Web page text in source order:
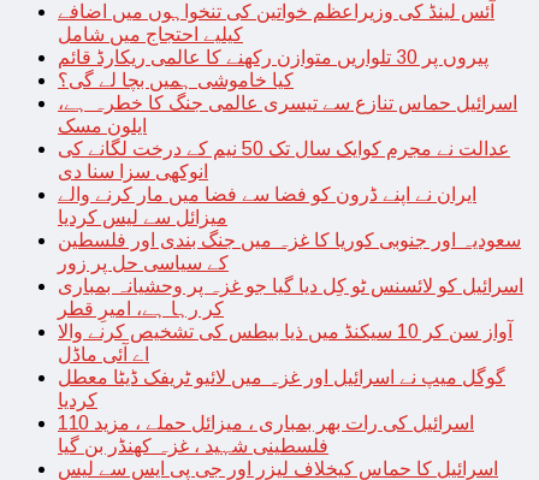
آئس لینڈ کی وزیراعظم خواتین کی تنخواہوں میں اضافے
کیلیے احتجاج میں شامل
پیروں پر 30 تلواریں متوازن رکھنے کا عالمی ریکارڈ قائم
کیا خاموشی ہمیں بچا لے گی؟
اسرائیل حماس تنازع سے تیسری عالمی جنگ کا خطرہ ہے،
ایلون مسک
عدالت نے مجرم کوایک سال تک 50 نیم کے درخت لگانے کی
انوکھی سزا سنا دی
ایران نے اپنے ڈرون کو فضا سے فضا میں مار کرنے والے
میزائل سے لیس کردیا
سعودیہ اور جنوبی کوریا کا غزہ میں جنگ بندی اور فلسطین
کے سیاسی حل پر زور
اسرائیل کو لائسنس ٹو کِل دیا گیا جو غزہ پر وحشیانہ بمباری
کر رہا ہے، امیرِ قطر
آواز سن کر 10 سیکنڈ میں ذیا بیطس کی تشخیص کرنے والا
اے آئی ماڈل
گوگل میپ نے اسرائیل اور غزہ میں لائیو ٹریفک ڈیٹا معطل
کردیا
اسرائیل کی رات بھر بمباری ، میزائل حملے ، مزید 110
فلسطینی شہید ، غزہ کھنڈر بن گیا
اسرائیل کا حماس کیخلاف لیزر اور جی پی ایس سے لیس